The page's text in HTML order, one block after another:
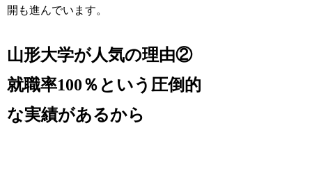
開も進んでいます。
山形大学が人気の理由②
就職率100％という圧倒的
な実績があるから